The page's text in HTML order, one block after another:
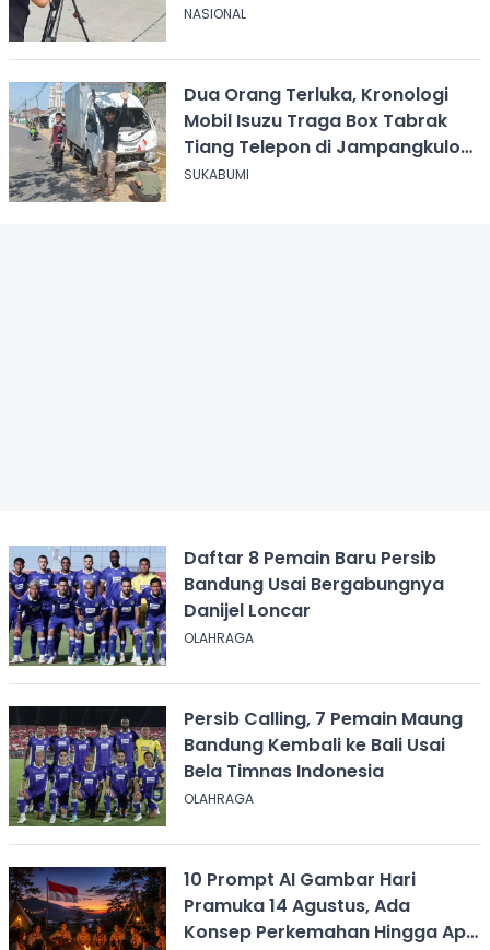
NASIONAL
Dua Orang Terluka, Kronologi
Mobil Isuzu Traga Box Tabrak
Tiang Telepon di Jampangkulon
Sukabumi
SUKABUMI
Daftar 8 Pemain Baru Persib
Bandung Usai Bergabungnya
Danijel Loncar
OLAHRAGA
Persib Calling, 7 Pemain Maung
Bandung Kembali ke Bali Usai
Bela Timnas Indonesia
OLAHRAGA
10 Prompt AI Gambar Hari
Pramuka 14 Agustus, Ada
Konsep Perkemahan Hingga Api